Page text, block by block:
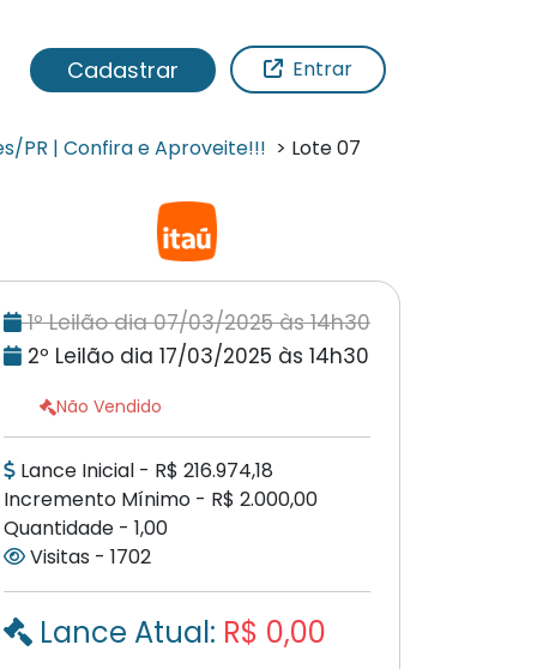
Cadastrar Entrar
PR | Confira e Aproveite!!! > Lote 07
1º Leilão dia 07/03/2025 às 14h30
2º Leilão dia 17/03/2025 às 14h30
Não Vendido
Lance Inicial - R$ 216.974,18
Incremento Mínimo - R$ 2.000,00
Quantidade - 1,00
Visitas - 1702
Lance Atual: R$ 0,00